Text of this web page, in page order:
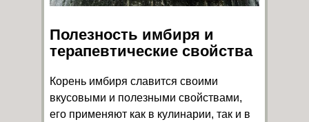
Полезность имбиря и
терапевтические свойства
Корень имбиря славится своими
вкусовыми и полезными свойствами,
его применяют как в кулинарии, так и в